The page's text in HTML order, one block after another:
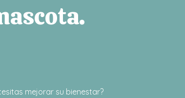
mejorar su bienestar?